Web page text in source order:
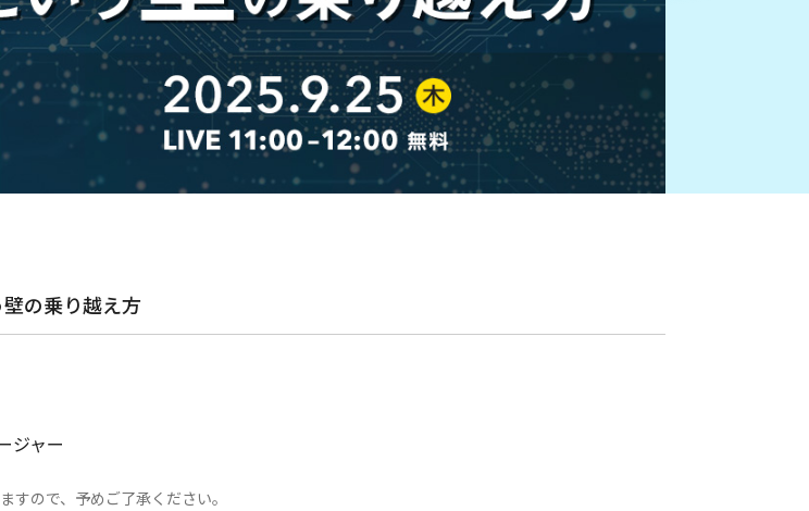
の乗り越え方
ジャー
ので、予めご了承ください。